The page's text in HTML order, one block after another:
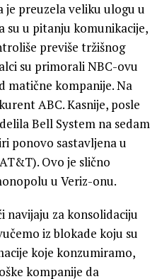
je preuzela veliku ulogu u
su u pitanju komunikacije,
previše tržišnog
su primorali NBC-ovu
matične kompanije. Na
ABC. Kasnije, posle
Bell System na sedam
ponovo sastavljena u
Ovo je slično
u Veriz-onu.
navijaju za konsolidaciju
iz blokade koju su
koje konzumiramo,
kompanije da